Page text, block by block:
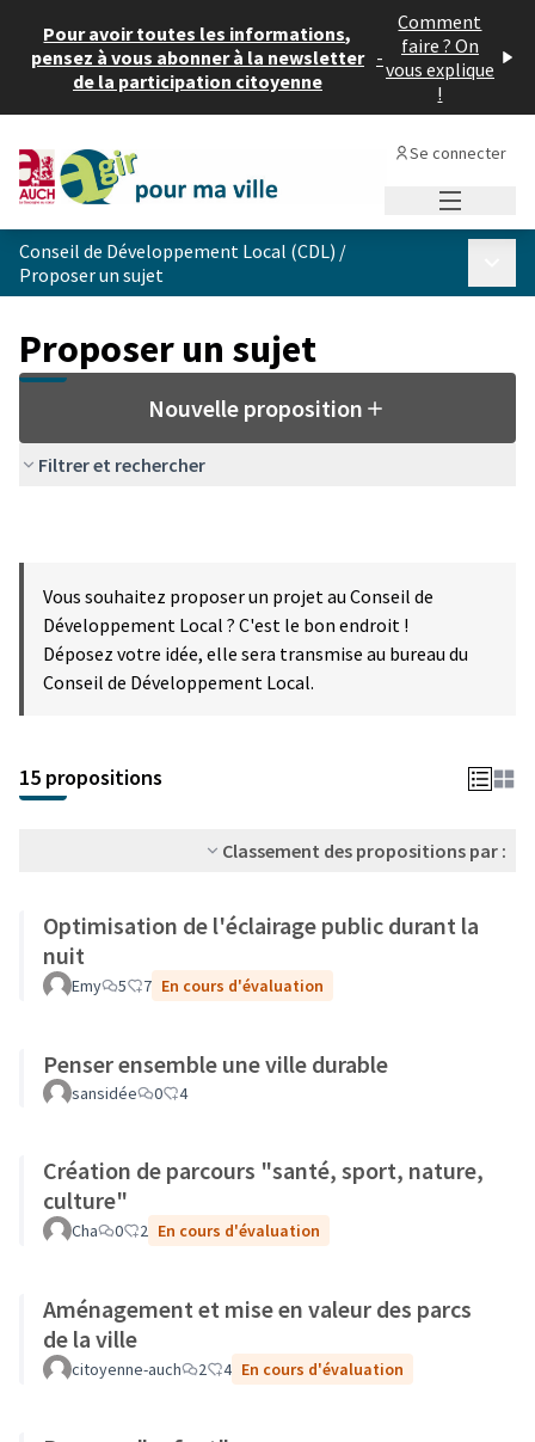
Pour avoir toutes les informations,
pensez à vous abonner à la newsletter
de la participation citoyenne
-
Comment
faire ? On
vous explique
!
Se connecter
Conseil de Développement Local (CDL) /
Proposer un sujet
Proposer un sujet
Nouvelle proposition
Filtrer et rechercher
Vous souhaitez proposer un projet au Conseil de
Développement Local ? C'est le bon endroit !
Déposez votre idée, elle sera transmise au bureau du
Conseil de Développement Local.
15 propositions
Classement des propositions par :
Optimisation de l'éclairage public durant la
nuit
Emy 5 7 En cours d'évaluation
Penser ensemble une ville durable
sansidée 0 4
Création de parcours "santé, sport, nature,
culture"
Cha 0 2 En cours d'évaluation
Aménagement et mise en valeur des parcs
de la ville
citoyenne-auch 2 4 En cours d'évaluation